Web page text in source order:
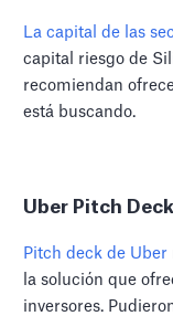
La capital de las
capital riesgo de
recomiendan
está buscando.
Uber Pitch Deck
Pitch deck de Uber
la solución que
inversores.